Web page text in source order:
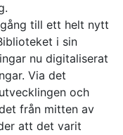
till ett helt nytt
i sin
nu digitaliserat
Via det
och
från mitten av
att det varit